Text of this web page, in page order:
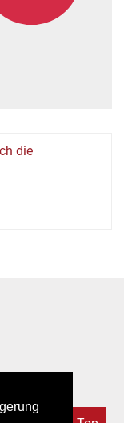
die